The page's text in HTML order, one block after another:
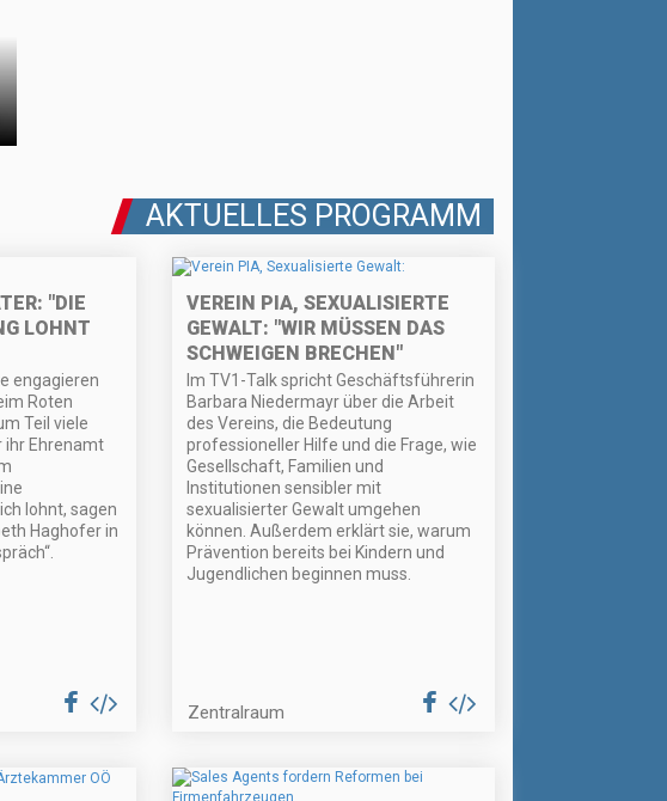
AKTUELLES PROGRAMM
"DIE
LOHNT
engagieren
Roten
Teil viele
ihr Ehrenamt
lohnt, sagen
Haghofer in
VEREIN PIA, SEXUALISIERTE
GEWALT: "WIR MÜSSEN DAS
SCHWEIGEN BRECHEN"
Im TV1-Talk spricht Geschäftsführerin
Barbara Niedermayr über die Arbeit
des Vereins, die Bedeutung
professioneller Hilfe und die Frage, wie
Gesellschaft, Familien und
Institutionen sensibler mit
sexualisierter Gewalt umgehen
können. Außerdem erklärt sie, warum
Prävention bereits bei Kindern und
Jugendlichen beginnen muss.
Zentralraum